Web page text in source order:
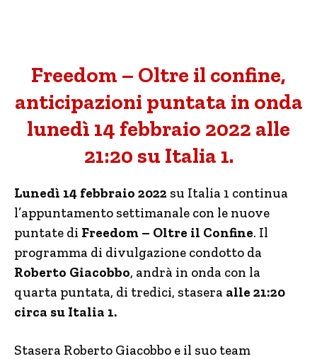
Freedom – Oltre il confine,
anticipazioni puntata in onda
lunedì 14 febbraio 2022 alle
21:20 su Italia 1.
Lunedì 14 febbraio 2022 su Italia 1 continua
l’appuntamento settimanale con le nuove
puntate di Freedom – Oltre il Confine. Il
programma di divulgazione condotto da
Roberto Giacobbo, andrà in onda con la
quarta puntata, di tredici, stasera alle 21:20
circa su Italia 1.
Stasera Roberto Giacobbo e il suo team